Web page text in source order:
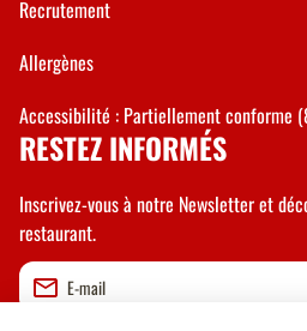
Recrutement
Allergènes
Accessibilité : Partiellement conforme
RESTEZ INFORMÉS
Inscrivez-vous à notre Newsletter et
restaurant.